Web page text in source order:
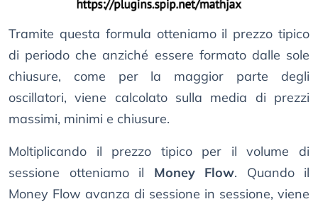
Tramite questa formula otteniamo il prezzo tipico
di periodo che anziché essere formato dalle sole
chiusure, come per la maggior parte degli
oscillatori, viene calcolato sulla media di prezzi
massimi, minimi e chiusure.
Moltiplicando il prezzo tipico per il volume di
sessione otteniamo il Money Flow. Quando il
Money Flow avanza di sessione in sessione, viene